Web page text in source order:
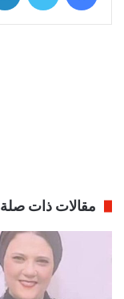
مقالات ذات صلة